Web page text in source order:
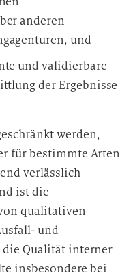
anderen
und
und validierbare
der Ergebnisse
werden,
für bestimmte Arten
verlässlich
ist die
qualitativen
und
die Qualität interner
insbesondere bei